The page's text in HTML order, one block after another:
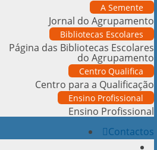
A Semente
Jornal do Agrupamento
Bibliotecas Escolares
Página das Bibliotecas Escolares
do Agrupamento
Centro Qualifica
Centro para a Qualificação
Ensino Profissional
Ensino Profissional
Contactos